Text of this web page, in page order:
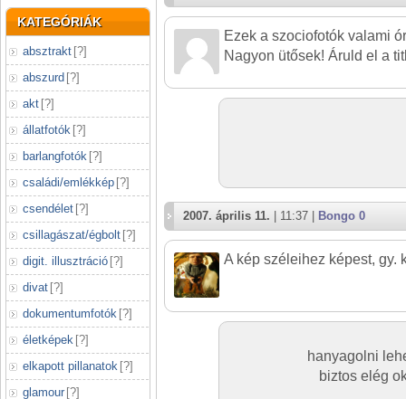
KATEGÓRIÁK
absztrakt [?]
abszurd [?]
akt [?]
állatfotók [?]
barlangfotók [?]
családi/emlékkép [?]
csendélet [?]
csillagászat/égbolt [?]
digit. illusztráció [?]
divat [?]
dokumentumfotók [?]
életképek [?]
elkapott pillanatok [?]
glamour [?]
Ezek a szociofotók valami
Nagyon ütősek! Áruld el a
2007. április 11. | 11:37 | Bongo 0
A kép széleihez képest, gy.
hanyagolni
biztos elég